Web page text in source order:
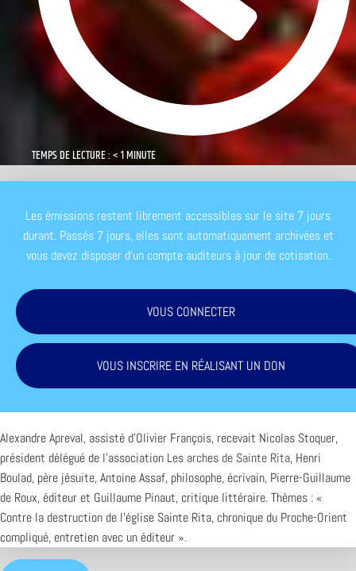
TEMPS DE LECTURE : < 1 MINUTE
Les émissions restent librement accessibles sur le site 7 jours
durant. Passés 7 jours, elles sont automatiquement archivées et
vous devez disposer d'un compte auditeurs à jour de cotisation.
VOUS CONNECTER
VOUS INSCRIRE EN RÉALISANT UN DON
Alexandre Apreval, assisté d’Olivier François, recevait Nicolas Stoquer,
président délégué de l’association Les arches de Sainte Rita, Henri
Boulad, père jésuite, Antoine Assaf, philosophe, écrivain, Pierre-Guillaume
de Roux, éditeur et Guillaume Pinaut, critique littéraire. Thèmes : «
Contre la destruction de l’église Sainte Rita, chronique du Proche-Orient
compliqué, entretien avec un éditeur ».